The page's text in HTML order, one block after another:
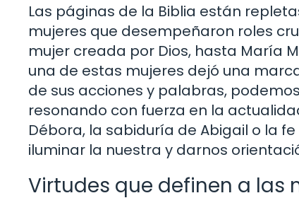
Las páginas de la Biblia están
mujeres que desempeñaron roles
mujer creada por Dios, hasta María
una de estas mujeres dejó una
de sus acciones y palabras,
resonando con fuerza en la
Débora, la sabiduría de Abigail o la
iluminar la nuestra y darnos
Virtudes que definen a las